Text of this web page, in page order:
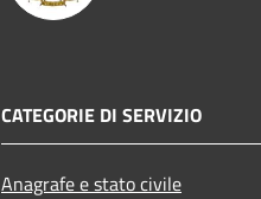
CATEGORIE DI SERVIZIO
Anagrafe e stato civile